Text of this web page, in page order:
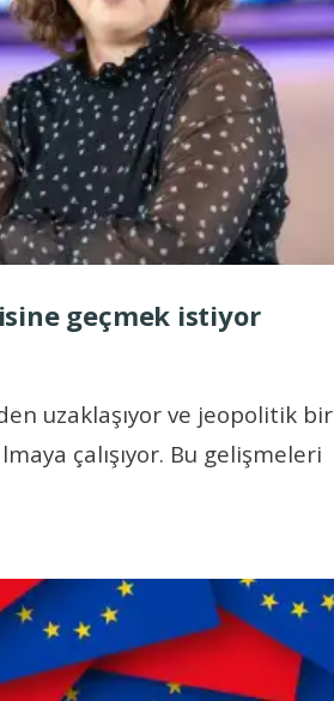
geçmek istiyor
uzaklaşıyor ve jeopolitik bir
çalışıyor. Bu gelişmeleri